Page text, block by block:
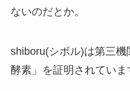
ないのだとか。
shiboru(シボル)は第三
酵素」を証明されていま